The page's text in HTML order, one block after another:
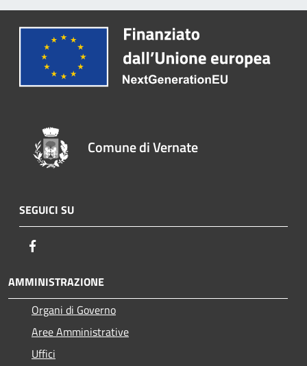
Comune di Vernate
SEGUICI SU
AMMINISTRAZIONE
Organi di Governo
Aree Amministrative
Uffici